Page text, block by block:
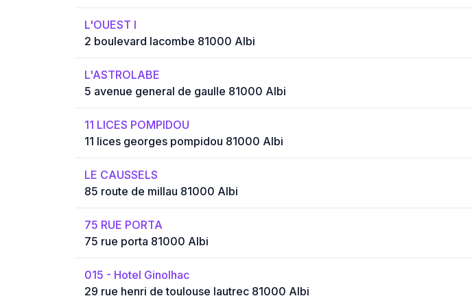
L'OUEST I
2 boulevard lacombe 81000 Albi
L'ASTROLABE
5 avenue general de gaulle 81000 Albi
11 LICES POMPIDOU
11 lices georges pompidou 81000 Albi
LE CAUSSELS
85 route de millau 81000 Albi
75 RUE PORTA
75 rue porta 81000 Albi
015 - Hotel Ginolhac
29 rue henri de toulouse lautrec 81000 Albi